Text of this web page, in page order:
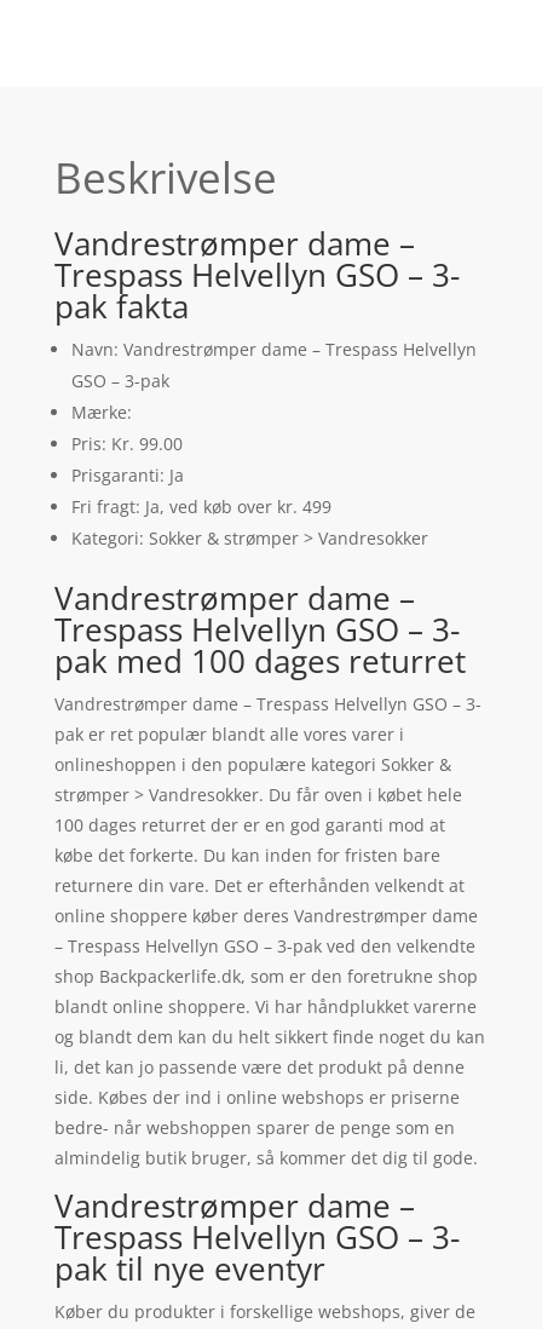
Beskrivelse
Vandrestrømper dame –
Trespass Helvellyn GSO – 3-
pak fakta
Navn: Vandrestrømper dame – Trespass Helvellyn
GSO – 3-pak
Mærke:
Pris: Kr. 99.00
Prisgaranti: Ja
Fri fragt: Ja, ved køb over kr. 499
Kategori: Sokker & strømper > Vandresokker
Vandrestrømper dame –
Trespass Helvellyn GSO – 3-
pak med 100 dages returret
Vandrestrømper dame – Trespass Helvellyn GSO – 3-
pak er ret populær blandt alle vores varer i
onlineshoppen i den populære kategori Sokker &
strømper > Vandresokker. Du får oven i købet hele
100 dages returret der er en god garanti mod at
købe det forkerte. Du kan inden for fristen bare
returnere din vare. Det er efterhånden velkendt at
online shoppere køber deres Vandrestrømper dame
– Trespass Helvellyn GSO – 3-pak ved den velkendte
shop Backpackerlife.dk, som er den foretrukne shop
blandt online shoppere. Vi har håndplukket varerne
og blandt dem kan du helt sikkert finde noget du kan
li, det kan jo passende være det produkt på denne
side. Købes der ind i online webshops er priserne
bedre- når webshoppen sparer de penge som en
almindelig butik bruger, så kommer det dig til gode.
Vandrestrømper dame –
Trespass Helvellyn GSO – 3-
pak til nye eventyr
Køber du produkter i forskellige webshops, giver de